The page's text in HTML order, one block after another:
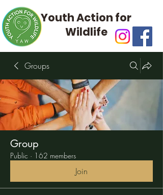
Youth Action for
Wildlife
Groups
Group
Public · 162 members
Join